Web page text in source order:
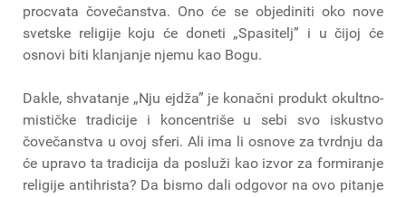
procvata čovečanstva. Ono će se objediniti oko nove
svetske religije koju će doneti „Spasitelj” i u čijoj će
osnovi biti klanjanje njemu kao Bogu.
Dakle, shvatanje „Nju ejdža” je konačni produkt okultno-
mističke tradicije i koncentriše u sebi svo iskustvo
čovečanstva u ovoj sferi. Ali ima li osnove za tvrdnju da
će upravo ta tradicija da posluži kao izvor za formiranje
religije antihrista? Da bismo dali odgovor na ovo pitanje